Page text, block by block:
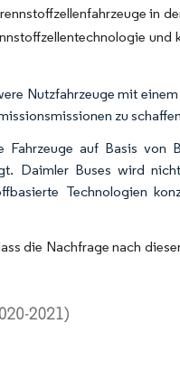
in
und
Nutzfahrzeuge mit
zu
auf Basis von
Daimler Buses wird
Technologien
die Nachfrage nach